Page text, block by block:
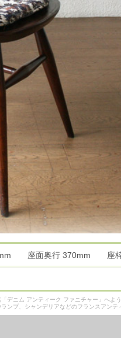
座面奥行 370mm 座
デニム アンティーク ファニチャー」へよ
ンプ、シャンデリアなどのフランスアン